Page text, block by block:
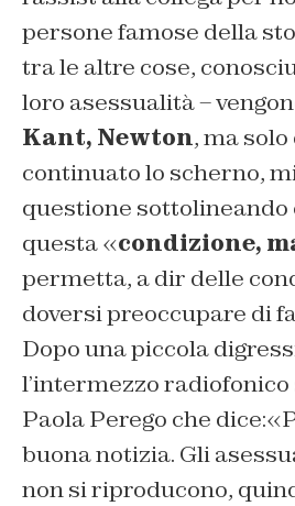
persone famose della
tra le altre cose,
loro asessualità –
Kant, Newton, ma
continuato lo scherno,
questione sottolineando
questa «condizione,
permetta, a dir delle
doversi preoccupare di
Dopo una piccola
l’intermezzo radiofonico
Paola Perego che
buona notizia. Gli
non si riproducono,